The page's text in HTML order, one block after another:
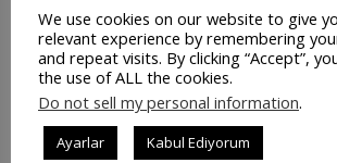
günlerde WhatsApp’te önemli bir
çıktığını ve bu açık sayesinde de
kullanıcıların mesajlarına kolaylıkla
ortaya çıkmıştı. Bu konuya dair bir
ülkemizde en …
We use cookies on our website to give
relevant experience by remembering
and repeat visits. By clicking “Accept”,
the use of ALL the cookies.
Do not sell my personal information.
Ayarlar Kabul Ediyorum